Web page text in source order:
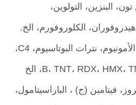
البنزين، التولوين،
الكلوروفورم، الخ.
المتفجرات: نترات الأمونيوم، نترات البوتاسيوم، C4،
فيتامين (ج) ، الباراسيتامول،